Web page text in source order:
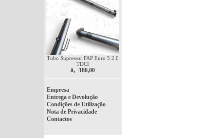
Tubo Supressor FAP Euro 5 2.0
TDCI
â‚¬180,00
Empresa
Entrega e Devolução
Condições de Utilização
Nota de Privacidade
Contactos